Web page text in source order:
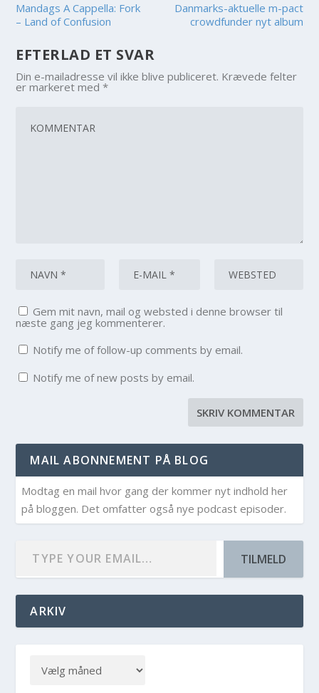
Mandags A Cappella: Fork
– Land of Confusion
Danmarks-aktuelle m-pact
crowdfunder nyt album
EFTERLAD ET SVAR
Din e-mailadresse vil ikke blive publiceret. Krævede felter
er markeret med*
Gem mit navn, mail og websted i denne browser til
næste gang jeg kommenterer.
Notify me of follow-up comments by email.
Notify me of new posts by email.
MAIL ABONNEMENT PÅ BLOG
Modtag en mail hvor gang der kommer nyt indhold her
på bloggen. Det omfatter også nye podcast episoder.
TILMELD
ARKIV